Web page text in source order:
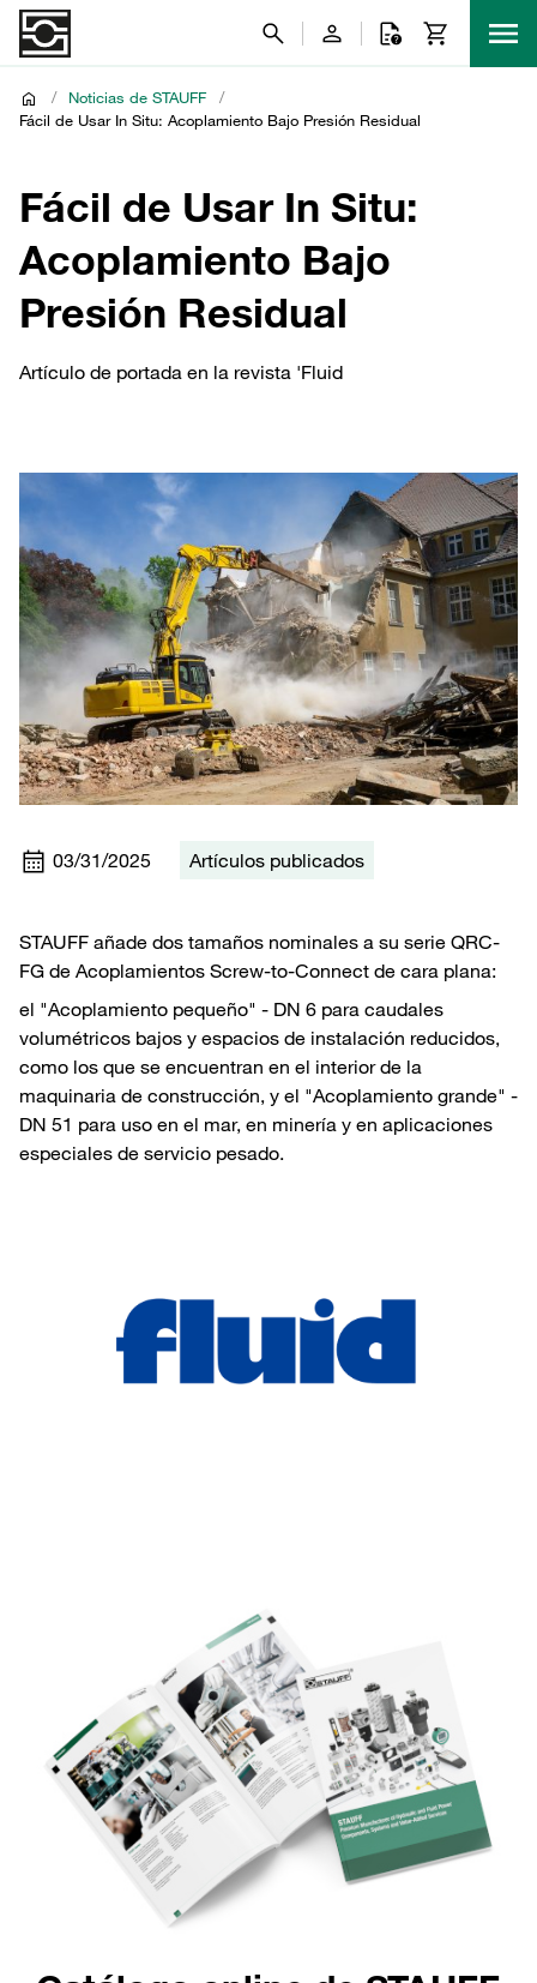
/ Noticias de STAUFF
/
Fácil de Usar In Situ: Acoplamiento Bajo Presión Residual
Fácil de Usar In Situ:
Acoplamiento Bajo
Presión Residual
Artículo de portada en la revista 'Fluid
03/31/2025 Artículos publicados
STAUFF añade dos tamaños nominales a su serie QRC-
FG de Acoplamientos Screw-to-Connect de cara plana:
el "Acoplamiento pequeño" - DN 6 para caudales
volumétricos bajos y espacios de instalación reducidos,
como los que se encuentran en el interior de la
maquinaria de construcción, y el "Acoplamiento grande" -
DN 51 para uso en el mar, en minería y en aplicaciones
especiales de servicio pesado.